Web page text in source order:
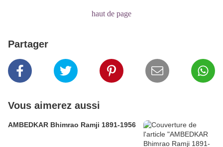
haut de page
Partager
Vous aimerez aussi
AMBEDKAR Bhimrao Ramji 1891-1956